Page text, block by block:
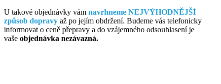
U takové objednávky vám navrhneme NEJVÝHODNĚJŠÍ
způsob dopravy až po jejím obdržení. Budeme vás telefonicky
informovat o ceně přepravy a do vzájemného odsouhlasení je
vaše objednávka nezávazná.